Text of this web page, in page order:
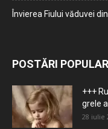
Învierea Fiului văduvei
POSTĂRI
+++
grele
28 iulie